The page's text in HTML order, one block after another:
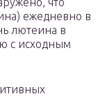
ежедневно в
лютеина в
с исходным